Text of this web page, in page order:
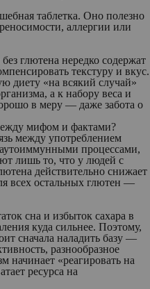
таблетка. Оно полезно
аллергии или
глютена нередко содержат
текстуру и вкус.
диету «на всякий случай»
а к набору веса и
в меру — даже забота о
мифом и фактами?
между употреблением
процессами,
лишь то, что у людей с
действительно снижает
всех остальных глютен —
сна и избыток сахара в
куда сильнее. Поэтому,
сначала наладить базу —
разнообразное
начинает «реагировать на
ресурса на